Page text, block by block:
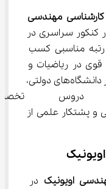
مهندسی
کنکور سراسری در
مناسبی کسب
قوی در ریاضیات و
فیزیک است و معمولاً برای پذیرش در دانشگاه‌های دولتی،
دروس
و پشتکار علمی از
اویونیک در